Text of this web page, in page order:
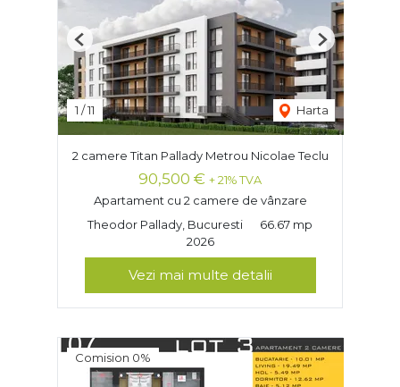
1 /11 Harta
Previous Next
2 camere Titan Pallady Metrou Nicolae Teclu
90,500 € + 21% TVA
Apartament cu 2 camere de vânzare
Theodor Pallady, Bucuresti
66.67 mp
2026
Vezi mai multe detalii
Comision 0%